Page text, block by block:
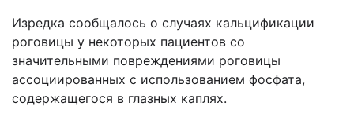
Изредка сообщалось о случаях кальцификации
роговицы у некоторых пациентов со
значительными повреждениями роговицы
ассоциированных с использованием фосфата,
содержащегося в глазных каплях.